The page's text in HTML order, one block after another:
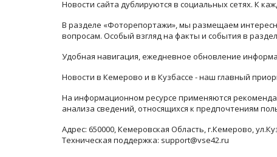
Новости сайта дублируются в социальных сетях. К
В разделе «Фоторепортажи», мы размещаем
вопросам. Особый взгляд на факты и события в
Удобная навигация, ежедневное обновление
Новости в Кемерово и в Кузбассе - наш главный
На информационном ресурсе применяются
анализа сведений, относящихся к предпочтениям
Адрес: 650000, Кемеровская Область, г.Кемерово,
Техническая поддержка: support@vse42.ru